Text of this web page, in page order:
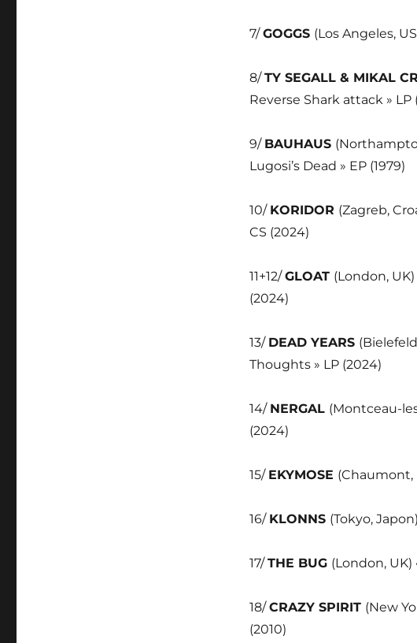
7/GOGGS (Los Angeles,
8/TY SEGALL & MIKAL
Reverse Shark attack » LP
9/ BAUHAUS
Lugosi’s Dead » EP (1979)
10/ KORIDOR (Zagreb,
CS (2024)
11+12/GLOAT (London,
(2024)
13/ DEAD YEARS
Thoughts » LP (2024)
14/ NERGAL (Montceau-
(2024)
15/ EKYMOSE (Chaumont,
16/ KLONNS (Tokyo,
17/THE BUG (London, UK)
18/CRAZY SPIRIT (New
(2010)